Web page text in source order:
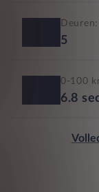
Deuren:
5
0-100
6.8